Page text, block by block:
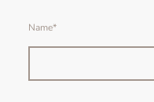
Name*